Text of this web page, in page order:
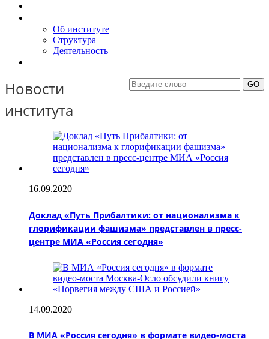
Об институте
Структура
Деятельность
Новости
института
16.09.2020
Доклад «Путь Прибалтики: от национализма к
глорификации фашизма» представлен в пресс-
центре МИА «Россия сегодня»
14.09.2020
В МИА «Россия сегодня» в формате видео-моста